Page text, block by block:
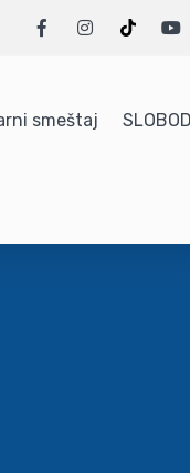
smeštaj